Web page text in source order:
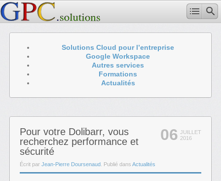
Solutions Cloud pour l’entreprise
Google Workspace
Autres services
Formations
Actualités
06 JUILLET
2016
Pour votre Dolibarr, vous
recherchez performance et
sécurité
Écrit par Jean-Pierre Doursenaud . Publié dans Actualités